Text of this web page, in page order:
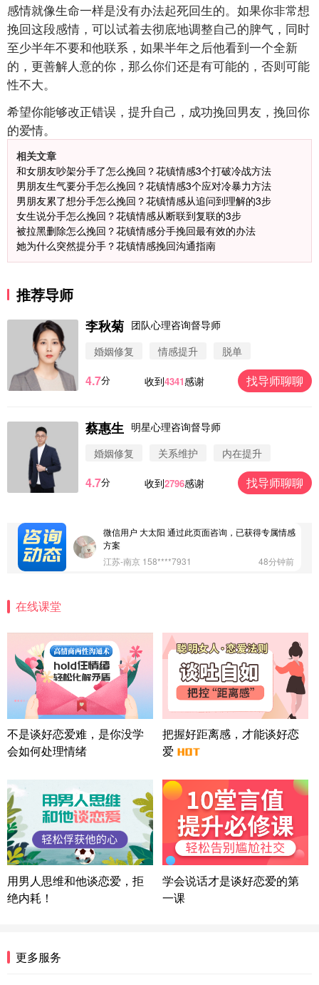
感情就像生命一样是没有办法起死回生的。如果你非常想
挽回这段感情，可以试着去彻底地调整自己的脾气，同时
至少半年不要和他联系，如果半年之后他看到一个全新
的，更善解人意的你，那么你们还是有可能的，否则可能
性不大。
希望你能够改正错误，提升自己，成功挽回男友，挽回你
的爱情。
相关文章
和女朋友吵架分手了怎么挽回？花镇情感3个打破冷战方法
男朋友生气要分手怎么挽回？花镇情感3个应对冷暴力方法
男朋友累了想分手怎么挽回？花镇情感从追问到理解的3步
女生说分手怎么挽回？花镇情感从断联到复联的3步
被拉黑删除怎么挽回？花镇情感分手挽回最有效的办法
她为什么突然提分手？花镇情感挽回沟通指南
推荐导师
李秋菊 团队心理咨询督导师
婚姻修复
情感提升 脱单
4.7分 收到4341感谢 找导师聊聊
蔡惠生 明星心理咨询督导师
婚姻修复
关系维护 内在提升
4.7分 收到2796感谢 找导师聊聊
微信用户 圆圈 通过此页面咨询，已获得专属情感方
案
微信用户 Vnno 通过此页面咨询，已获得专属情感方
微信用户 大太阳 通过此页面咨询，已获得专属情感
方案
江苏-南京 158****7931
48分钟前
情感方案
北京-朝阳 151****3189
22分钟前
微信用户 巧?媚儿 通过此页面咨询，已获得专属情感
方案
上海-浦东 177****9074
56分钟前
微信用户 Liberty 通过此页面咨询，已获得专属情感
方案
广东-广州 188****5632
湖北-武汉 135****7410
41分钟前
微信用户 困困魚? 通过此页面咨询，已获得专属情感
方案
陕西-西安 139****6283
3分钟前
情感方案
浙江-宁波 150****8921
在线课堂
不是谈好恋爱难，是你没学
会如何处理情绪
把握好距离感，才能谈好恋
爱
用男人思维和他谈恋爱，拒
绝内耗！
学会说话才是谈好恋爱的第
一课
更多服务